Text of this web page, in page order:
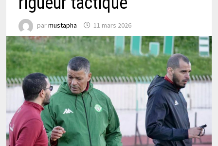
parmustapha 11 mars 2026